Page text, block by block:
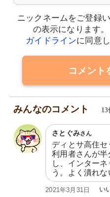
ニックネームをご登録
の表示になります。
ガイドラインに同意
コメント
みんなのコメント 13
さとぐみさん
ディとサ高住セ
利用者さんが
し、インター
う。よく潰れな
2021年3月31日 い